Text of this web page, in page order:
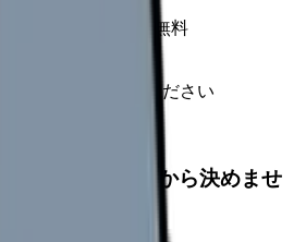
完全無料
談する
情報を確認してください
、条件を比べてから決めませ